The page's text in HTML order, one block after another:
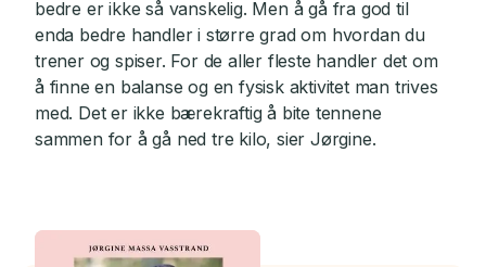
bedre er ikke så vanskelig. Men å gå fra god til
enda bedre handler i større grad om hvordan du
trener og spiser. For de aller fleste handler det om
å finne en balanse og en fysisk aktivitet man trives
med. Det er ikke bærekraftig å bite tennene
sammen for å gå ned tre kilo, sier Jørgine.